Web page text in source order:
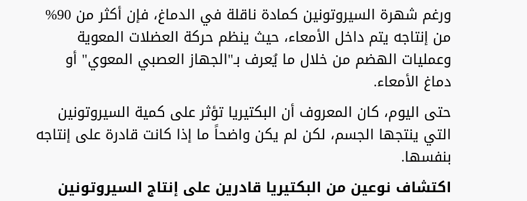
ورغم شهرة السيروتونين كمادة ناقلة في الدماغ، فإن أكثر من 90%
من إنتاجه يتم داخل الأمعاء، حيث ينظم حركة العضلات المعوية
وعمليات الهضم من خلال ما يُعرف بـ"الجهاز العصبي المعوي" أو
دماغ الأمعاء.
حتى اليوم، كان المعروف أن البكتيريا تؤثر على كمية السيروتونين
التي ينتجها الجسم، لكن لم يكن واضحاً ما إذا كانت قادرة على إنتاجه
بنفسها.
اكتشاف نوعين من البكتيريا قادرين على إنتاج السيروتونين